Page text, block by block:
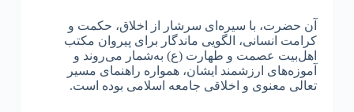
آن حضرت، با سیره‌ای سرشار از اخلاق، حکمت و
کرامت انسانی، الگویی ماندگار برای پیروان مکتب
اهل‌بیت عصمت و طهارت (ع) به‌شمار می‌روند و
آموزه‌های ارزشمند ایشان، همواره راهنمای مسیر
تعالی معنوی و اخلاقی جامعه اسلامی بوده است.